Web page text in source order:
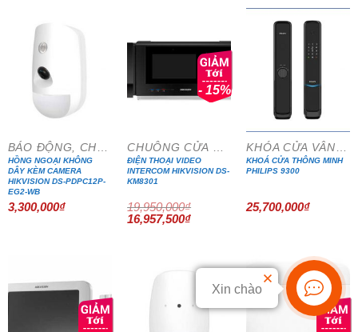
HỒNG NGOẠI KHÔNG
DÂY KÈM CAMERA
HIKVISION DS-PDPC12P-
EG2-WB
3,300,000₫
- 15%
ĐIỆN THOẠI VIDEO
INTERCOM HIKVISION DS-
KM8301
19,950,000₫
Giá
gốc
16,957,500₫Giá
KHOÁ CỬA THÔNG MINH
PHILIPS 9300
25,700,000₫
Xin chào